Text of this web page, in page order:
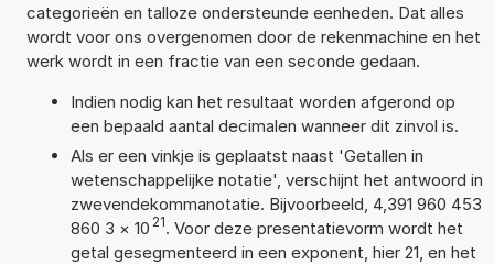
categorieën en talloze ondersteunde eenheden. Dat alles
wordt voor ons overgenomen door de rekenmachine en het
werk wordt in een fractie van een seconde gedaan.
Indien nodig kan het resultaat worden afgerond op
een bepaald aantal decimalen wanneer dit zinvol is.
Als er een vinkje is geplaatst naast 'Getallen in
wetenschappelijke notatie', verschijnt het antwoord in
zwevendekommanotatie. Bijvoorbeeld, 4,391 960 453
860 3 × 10 21. Voor deze presentatievorm wordt het
getal gesegmenteerd in een exponent, hier 21, en het